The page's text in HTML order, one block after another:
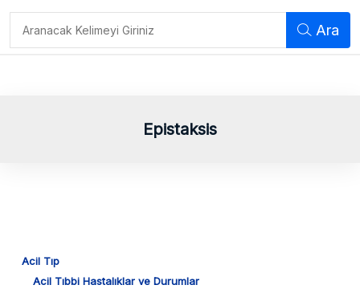
Ara
Epistaksis
Acil Tıp
Acil Tıbbi Hastalıklar ve Durumlar